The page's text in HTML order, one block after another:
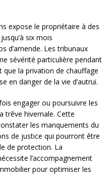
expose le propriétaire à des
six mois
d’amende. Les tribunaux
sévérité particulière pendant
que la privation de chauffage
en danger de la vie d’autrui.
engager ou poursuivre les
trêve hivernale. Cette
les manquements du
de justice qui pourront être
de protection. La
l’accompagnement
pour optimiser les